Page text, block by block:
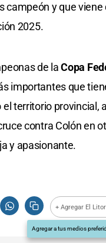
campeón y que viene
2025.
de laCopa
importantes que
territorio provincial,
contra Colón en
y apasionante.
+ Agregar El
Agregar a tus medios